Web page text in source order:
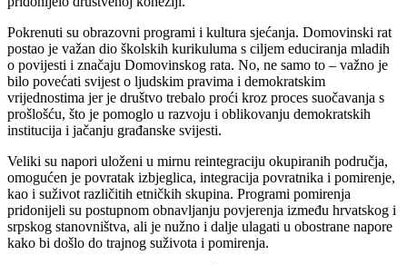
Pokrenuti su obrazovni programi i kultura sjećanja. Domovinski rat
postao je važan dio školskih kurikuluma s ciljem educiranja mladih
o povijesti i značaju Domovinskog rata. No, ne samo to – važno je
bilo povećati svijest o ljudskim pravima i demokratskim
vrijednostima jer je društvo trebalo proći kroz proces suočavanja s
prošlošću, što je pomoglo u razvoju i oblikovanju demokratskih
institucija i jačanju građanske svijesti.
Veliki su napori uloženi u mirnu reintegraciju okupiranih područja,
omogućen je povratak izbjeglica, integracija povratnika i pomirenje,
kao i suživot različitih etničkih skupina. Programi pomirenja
pridonijeli su postupnom obnavljanju povjerenja između hrvatskog i
srpskog stanovništva, ali je nužno i dalje ulagati u obostrane napore
kako bi došlo do trajnog suživota i pomirenja.